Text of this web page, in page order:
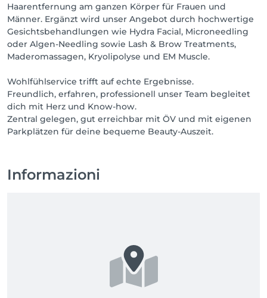
Haarentfernung am ganzen Körper für Frauen und
Männer. Ergänzt wird unser Angebot durch hochwertige
Gesichtsbehandlungen wie Hydra Facial, Microneedling
oder Algen-Needling sowie Lash & Brow Treatments,
Maderomassagen, Kryolipolyse und EM Muscle.
Wohlfühlservice trifft auf echte Ergebnisse.
Freundlich, erfahren, professionell unser Team begleitet
dich mit Herz und Know-how.
Zentral gelegen, gut erreichbar mit ÖV und mit eigenen
Parkplätzen für deine bequeme Beauty-Auszeit.
Informazioni